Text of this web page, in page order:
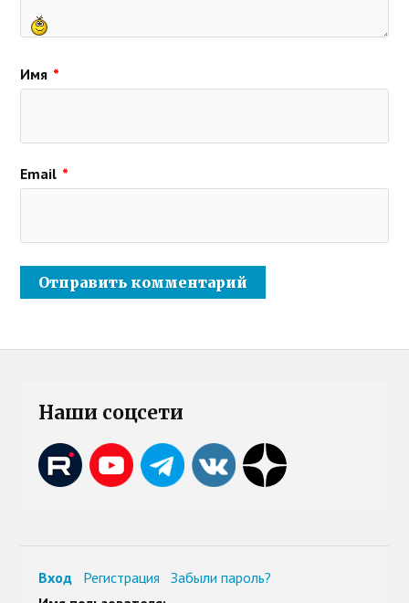
Имя *
Email *
Наши соцсети
Вход Регистрация
Забыли пароль?